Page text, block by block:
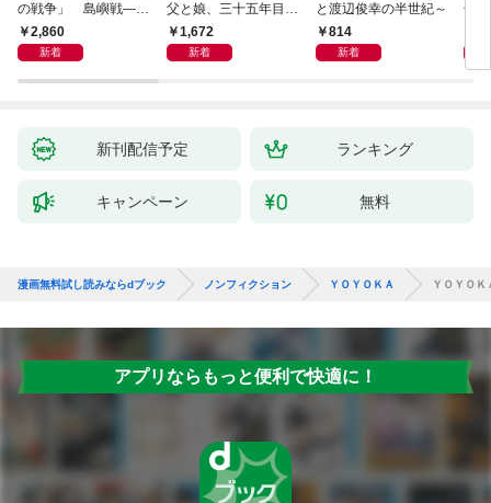
の戦争」 島嶼戦――
マッカーサーとの激闘
の真実
2,860
新着
父と娘、三十五年目の
赦し1,672
新着
と渡辺俊幸の半世紀～
814
新着
子
新刊配信予定 ランキング
キャンペーン 無料
漫画無料試し読みならdブック ノンフィクション ＹＯＹＯＫＡ ＹＯＹＯＫ
アプリならもっと便利で快適に！